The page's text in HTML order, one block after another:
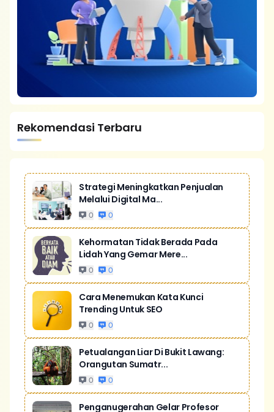
Rekomendasi Terbaru
Strategi Meningkatkan Penjualan
Melalui Digital Ma...
0 0
Kehormatan Tidak Berada Pada
Lidah Yang Gemar Mere...
0 0
Cara Menemukan Kata Kunci
Trending Untuk SEO
0 0
Petualangan Liar Di Bukit Lawang:
Orangutan Sumatr...
0 0
Penganugerahan Gelar Profesor